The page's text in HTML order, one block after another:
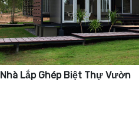
Nhà Lắp Ghép Biệt Thự Vườn